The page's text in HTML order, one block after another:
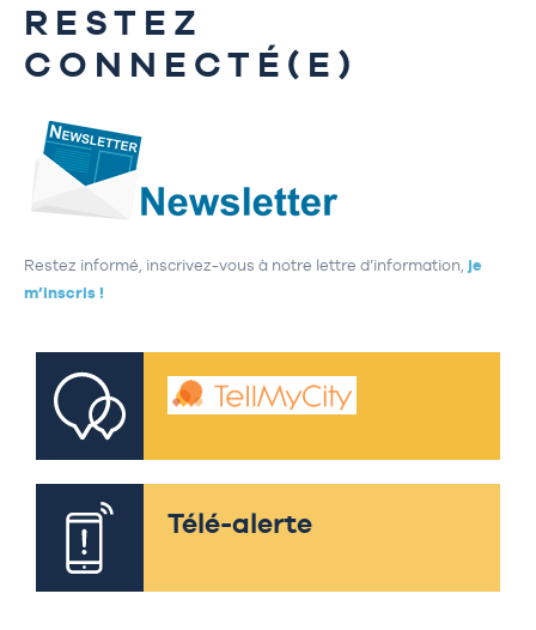
RESTEZ
CONNECTÉ(E)
Restez informé, inscrivez-vous à notre lettre d’information, je
m’inscris !
Télé-alerte